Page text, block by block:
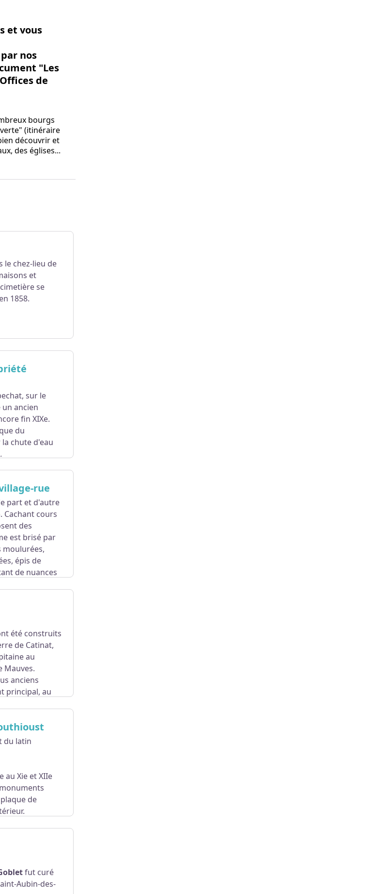
et vous
nos
"Les
de
bourgs
(itinéraire
découvrir et
des églises...
le chez-lieu de
et
se
1858.
sur le
ancien
fin XIXe.
du
chute d'eau
rue
part et d'autre
Cachant cours
des
est brisé par
moulurées,
épis de
de nuances
été construits
de Catinat,
au
Mauves.
anciens
principal, au
du latin
au Xie et XIIe
de
fut curé
Aubin-des-